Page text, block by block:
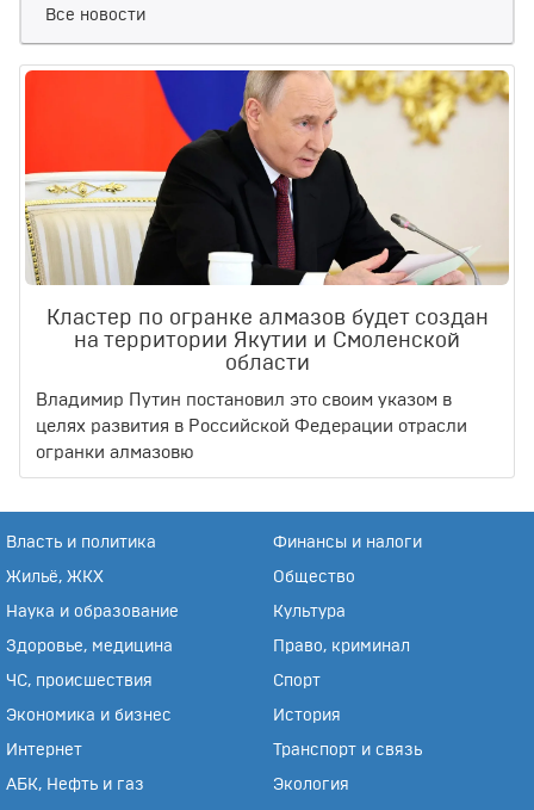
Все новости
Кластер по огранке алмазов будет создан
на территории Якутии и Смоленской
области
Владимир Путин постановил это своим указом в
целях развития в Российской Федерации отрасли
огранки алмазовю
Власть и политика Финансы и налоги
Жильё, ЖКХ Общество
Наука и образование Культура
Здоровье, медицина Право, криминал
ЧС, происшествия Спорт
Экономика и бизнес История
Интернет Транспорт и связь
АБК, Нефть и газ Экология